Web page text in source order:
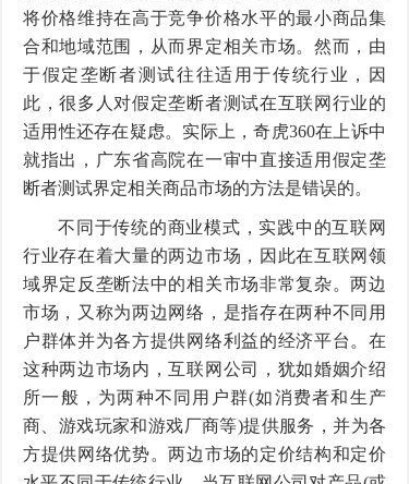
将价格维持在高于竞争价格水平的最小商品集
合和地域范围，从而界定相关市场。然而，由
于假定垄断者测试往往适用于传统行业，因
此，很多人对假定垄断者测试在互联网行业的
适用性还存在疑虑。实际上，奇虎360在上诉中
就指出，广东省高院在一审中直接适用假定垄
断者测试界定相关商品市场的方法是错误的。
不同于传统的商业模式，实践中的互联网
行业存在着大量的两边市场，因此在互联网领
域界定反垄断法中的相关市场非常复杂。两边
市场，又称为两边网络，是指存在两种不同用
户群体并为各方提供网络利益的经济平台。在
这种两边市场内，互联网公司，犹如婚姻介绍
所一般，为两种不同用户群(如消费者和生产
商、游戏玩家和游戏厂商等)提供服务，并为各
方提供网络优势。两边市场的定价结构和定价